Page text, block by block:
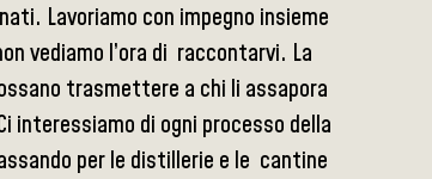
Lavoriamo con impegno insieme
vediamo l’ora di raccontarvi. La
trasmettere a chi li assapora
interessiamo di ogni processo della
per le distillerie e le cantine